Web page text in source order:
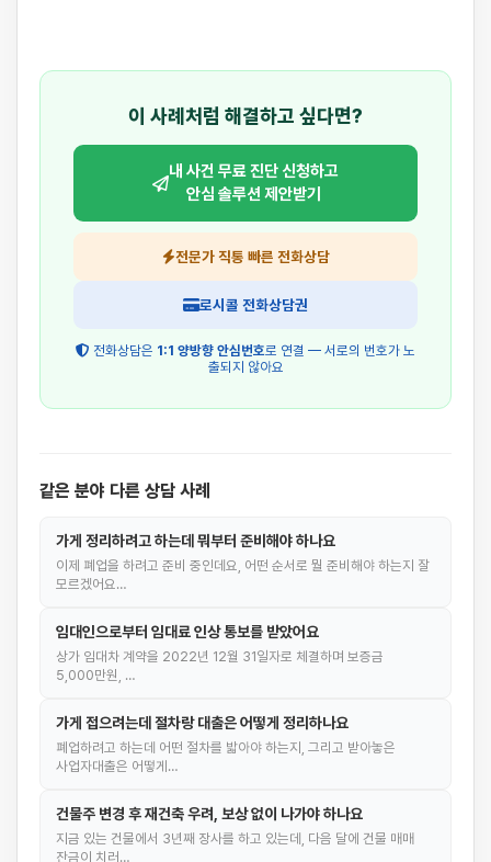
이 사례처럼 해결하고 싶다면?
내 사건 무료 진단 신청하고
안심 솔루션 제안받기
전문가 직통 빠른 전화상담
로시콜 전화상담권
전화상담은 1:1 양방향 안심번호로 연결 — 서로의 번호가 노
출되지 않아요
같은 분야 다른 상담 사례
가게 정리하려고 하는데 뭐부터 준비해야 하나요
이제 폐업을 하려고 준비 중인데요, 어떤 순서로 뭘 준비해야 하는지 잘
모르겠어요…
임대인으로부터 임대료 인상 통보를 받았어요
상가 임대차 계약을 2022년 12월 31일자로 체결하며 보증금
5,000만원, …
가게 접으려는데 절차랑 대출은 어떻게 정리하나요
폐업하려고 하는데 어떤 절차를 밟아야 하는지, 그리고 받아놓은
사업자대출은 어떻게…
건물주 변경 후 재건축 우려, 보상 없이 나가야 하나요
지금 있는 건물에서 3년째 장사를 하고 있는데, 다음 달에 건물 매매
잔금이 치러…